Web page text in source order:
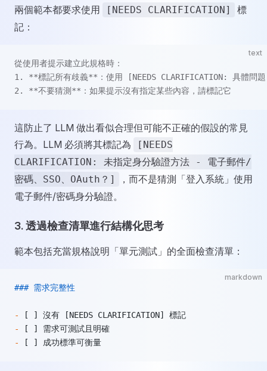
兩個範本都要求使用 [NEEDS CLARIFICATION]
標
記：
text
從使用者提示建立此規格時：
1. **標記所有歧義**：使用 [NEEDS CLARIFICATION: 具體問
2. **不要猜測**：如果提示沒有指定某些內容，請標記它
這防止了 LLM 做出看似合理但可能不正確的假設的常見
行為。LLM 必須將其標記為
[NEEDS
CLARIFICATION: 未指定身分驗證方法 - 電子郵件/
密碼、SSO、OAuth？]
，而不是猜測「登入系統」使用
電子郵件/密碼身分驗證。
3.透過檢查清單進行結構化思考
範本包括充當規格說明「單元測試」的全面檢查清單：
markdown
### 需求完整性
-
[ ] 沒有 [NEEDS CLARIFICATION] 標記
-
[ ] 需求可測試且明確
-
[ ] 成功標準可衡量